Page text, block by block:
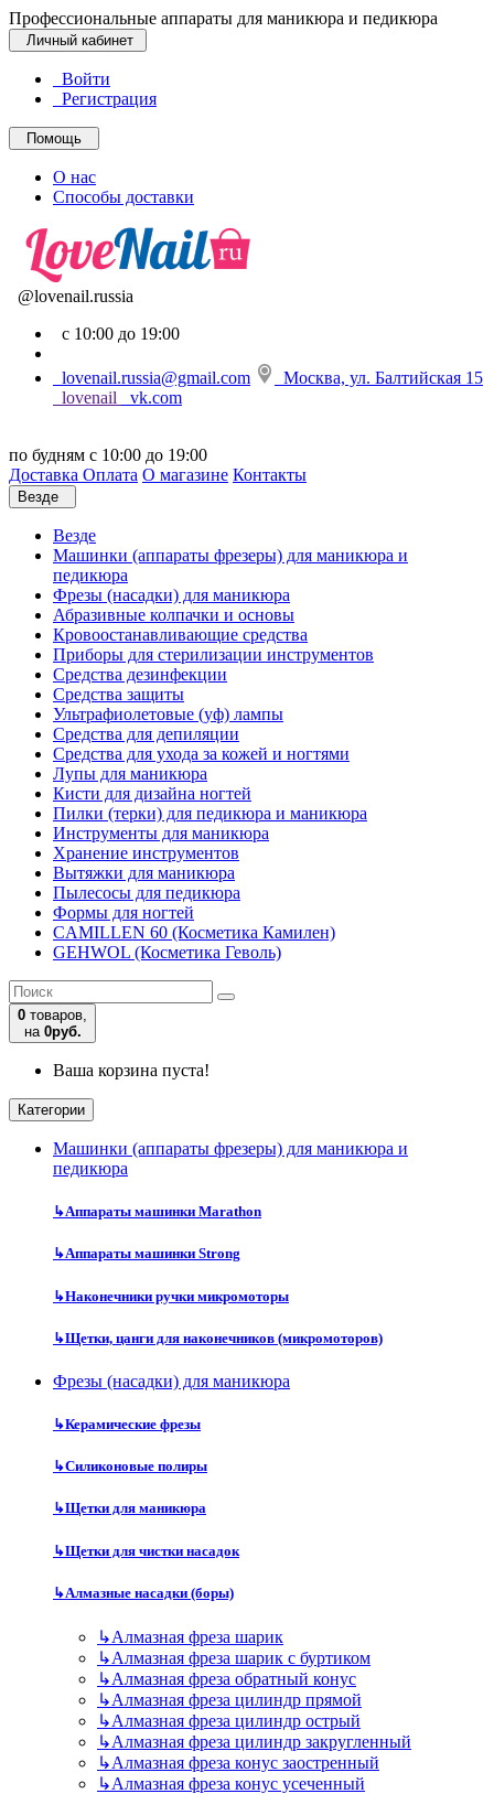
Профессиональные аппараты для маникюра и педикюра
Личный кабинет
Войти
Регистрация
Помощь
О нас
Способы доставки
@lovenail.russia
с 10:00 до 19:00
lovenail.russia@gmail.com
Москва, ул. Балтийская 15
lovenail
vk.com
по будням с 10:00 до 19:00
Доставка Оплата О магазине Контакты
Везде
Везде
Машинки (аппараты фрезеры) для маникюра и
педикюра
Фрезы (насадки) для маникюра
Абразивные колпачки и основы
Кровоостанавливающие средства
Приборы для стерилизации инструментов
Средства дезинфекции
Средства защиты
Ультрафиолетовые (уф) лампы
Средства для депиляции
Средства для ухода за кожей и ногтями
Лупы для маникюра
Кисти для дизайна ногтей
Пилки (терки) для педикюра и маникюра
Инструменты для маникюра
Хранение инструментов
Вытяжки для маникюра
Пылесосы для педикюра
Формы для ногтей
CAMILLEN 60 (Косметика Камилен)
GEHWOL (Косметика Геволь)
0 товаров,
на 0руб.
Ваша корзина пуста!
Категории
Машинки (аппараты фрезеры) для маникюра и
педикюра
↳Аппараты машинки Marathon
↳Аппараты машинки Strong
↳Наконечники ручки микромоторы
↳Щетки, цанги для наконечников (микромоторов)
Фрезы (насадки) для маникюра
↳Керамические фрезы
↳Силиконовые полиры
↳Щетки для маникюра
↳Щетки для чистки насадок
↳Алмазные насадки (боры)
↳Алмазная фреза шарик
↳Алмазная фреза шарик с буртиком
↳Алмазная фреза обратный конус
↳Алмазная фреза цилиндр прямой
↳Алмазная фреза цилиндр острый
↳Алмазная фреза цилиндр закругленный
↳Алмазная фреза конус заостренный
↳Алмазная фреза конус усеченный